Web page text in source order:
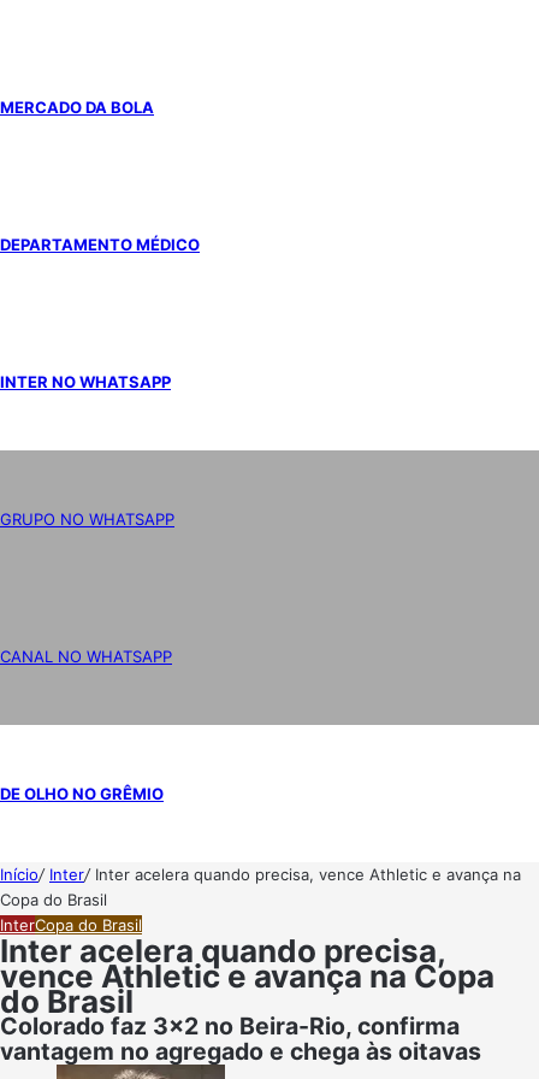
MERCADO DA BOLA
DEPARTAMENTO MÉDICO
INTER NO WHATSAPP
GRUPO NO WHATSAPP
CANAL NO WHATSAPP
DE OLHO NO GRÊMIO
Início/ Inter/ Inter acelera quando precisa, vence Athletic e avança na
Copa do Brasil
InterCopa do Brasil
Inter acelera quando precisa,
vence Athletic e avança na Copa
do Brasil
Colorado faz 3x2 no Beira-Rio, confirma
vantagem no agregado e chega às oitavas